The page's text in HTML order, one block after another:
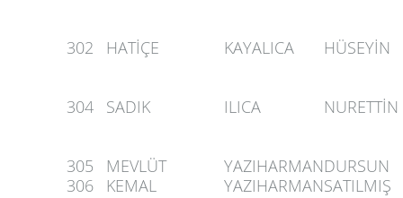
302 HATİÇE KAYALICA HÜSEYİN
304 SADIK ILICA NURETTİN
305 MEVLÜT YAZIHARMANDURSUN
306
KEMAL YAZIHARMANSATILMIŞ